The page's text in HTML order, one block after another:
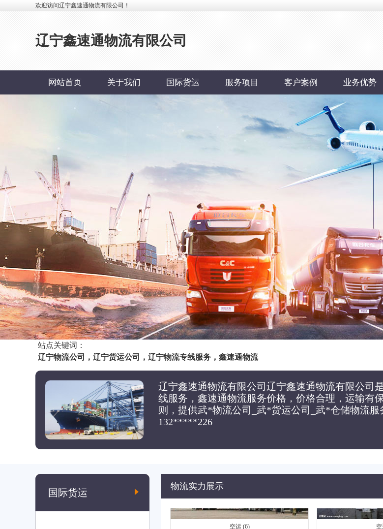
欢迎访问辽宁鑫速通物流有限公司！
辽宁鑫速通物流有限公司
网站首页 关于我们 国际货运 服务项目 客户案例 业务优势
站点关键词：
辽宁物流公司，辽宁货运公司，辽宁物流专线服务，鑫速通物流
辽宁鑫速通物流有限公司辽宁鑫速通物流有限公司
线服务，鑫速通物流服务价格，价格合理，运输有
则，提供武*物流公司_武*货运公司_武*仓储物流
132*****226
国际货运
物流实力展示